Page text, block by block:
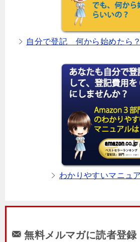
自分で登記 何から始めたら
わかりやすいマニュ
無料メルマガに読者登録